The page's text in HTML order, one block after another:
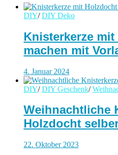
DIY/ DIY Deko
Knisterkerze
machen mit
4. Januar 2024
DIY/ DIY Geschenk/
Weihnachtliche
Holzdocht
22. Oktober 2023